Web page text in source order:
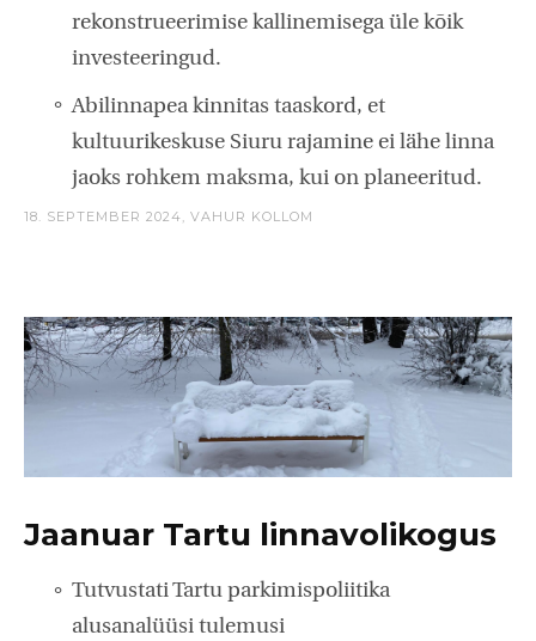
rekonstrueerimise kallinemisega üle kõik
investeeringud.
Abilinnapea kinnitas taaskord, et
kultuurikeskuse Siuru rajamine ei lähe linna
jaoks rohkem maksma, kui on planeeritud.
18. SEPTEMBER 2024, VAHUR KOLLOM
Jaanuar Tartu linnavolikogus
Tutvustati Tartu parkimispoliitika
alusanalüüsi tulemusi